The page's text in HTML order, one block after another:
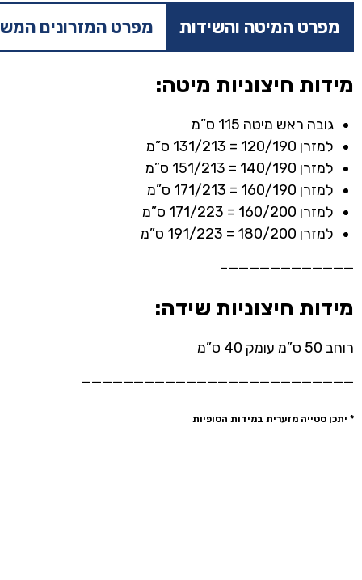
מפרט המיטה והשידות מפרט המזרונים
מידות חיצוניות מיטה:
גובה ראש מיטה 115 ס”מ
למזרן 120/190 = 131/213 ס”מ
למזרן 140/190 = 151/213 ס”מ
למזרן 160/190 = 171/213 ס”מ
למזרן 160/200 = 171/223 ס”מ
למזרן 180/200 = 191/223 ס”מ
————————————–
מידות חיצוניות שידה:
רוחב 50 ס”מ עומק 40 ס”מ
——————————————————————————
* יתכן סטייה מזערית במידות הסופיות